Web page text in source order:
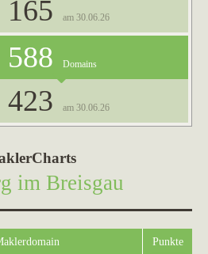
165 am 30.06.26
588 Domains
423 am 30.06.26
im Breisgau
Punkte